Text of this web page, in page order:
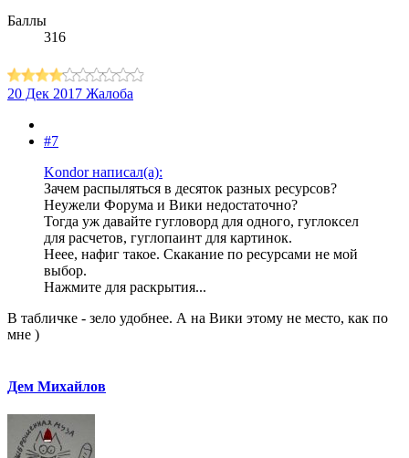
Баллы
316
20 Дек 2017 Жалоба
#7
Kondor написал(а):
Зачем распыляться в десяток разных ресурсов?
Неужели Форума и Вики недостаточно?
Тогда уж давайте гугловорд для одного, гуглоксел
для расчетов, гуглопаинт для картинок.
Неее, нафиг такое. Скакание по ресурсами не мой
выбор.
Нажмите для раскрытия...
В табличке - зело удобнее. А на Вики этому не место, как по
мне )
Дем Михайлов